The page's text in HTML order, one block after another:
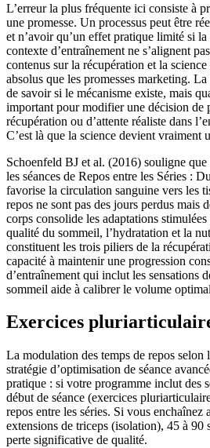
L’erreur la plus fréquente ici consiste à
une promesse. Un processus peut être
et n’avoir qu’un effet pratique limité si
contexte d’entraînement ne s’alignent
contenus sur la récupération et la
absolus que les promesses marketing.
de savoir si le mécanisme existe, mais
important pour modifier une décision de
récupération ou d’attente réaliste dans
C’est là que la science devient vraiment
Schoenfeld BJ et al. (2016) souligne
les séances de Repos entre les Séries :
favorise la circulation sanguine vers les
repos ne sont pas des jours perdus mais
corps consolide les adaptations
qualité du sommeil, l’hydratation et la
constituent les trois piliers de la
capacité à maintenir une progression
d’entraînement qui inclut les sensations
sommeil aide à calibrer le volume
Exercices
La modulation des temps de repos selon
stratégie d’optimisation de séance
pratique : si votre programme inclut des
début de séance (exercices
repos entre les séries. Si vous enchaînez
extensions de triceps (isolation), 45 à 90
perte significative de qualité.